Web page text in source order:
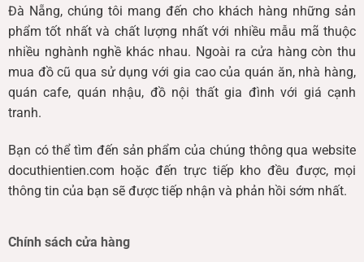
Đà Nẵng, chúng tôi mang đến cho khách hàng những sản
phẩm tốt nhất và chất lượng nhất với nhiều mẫu mã thuộc
nhiều nghành nghề khác nhau. Ngoài ra cửa hàng còn thu
mua đồ cũ qua sử dụng với gia cao của quán ăn, nhà hàng,
quán cafe, quán nhậu, đồ nội thất gia đình với giá cạnh
tranh.
Bạn có thể tìm đến sản phẩm của chúng thông qua website
docuthientien.com hoặc đến trực tiếp kho đều được, mọi
thông tin của bạn sẽ được tiếp nhận và phản hồi sớm nhất.
Chính sách cửa hàng